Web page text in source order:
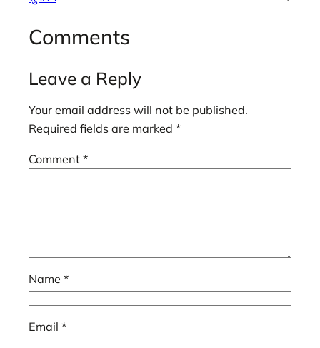
Comments
Leave a Reply
Your email address will not be published.
Required fields are marked *
Comment *
Name *
Email *